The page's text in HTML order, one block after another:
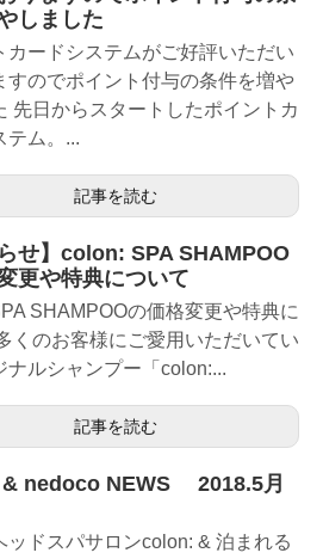
しました
カードシステムがご好評いただい
すのでポイント付与の条件を増や
先日からスタートしたポイントカ
テム。...
記事を読む
らせ】colon: SPA SHAMPOO
更や特典について
SHAMPOOの価格変更や特典に
くのお客様にご愛用いただいてい
ナルシャンプー「colon:...
記事を読む
nedoco NEWS 2018.5月
ッドスパサロンcolon: & 泊まれる